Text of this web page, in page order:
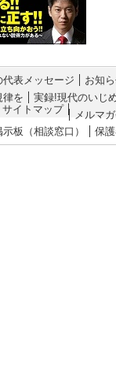
代表メッセージ お知
律を
実録!現代のいじ
サイトマップ メルマ
板（相談窓口）
保